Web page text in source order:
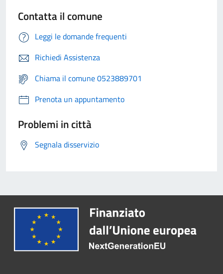
Contatta il comune
Leggi le domande frequenti
Richiedi Assistenza
Chiama il comune 0523889701
Prenota un appuntamento
Problemi in città
Segnala disservizio